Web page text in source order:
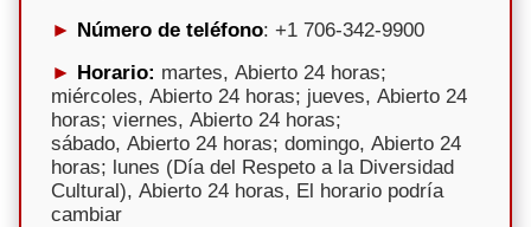
Número de teléfono: +1 706-342-9900
Horario: martes, Abierto 24 horas;
miércoles, Abierto 24 horas; jueves, Abierto 24
horas; viernes, Abierto 24 horas;
sábado, Abierto 24 horas; domingo, Abierto 24
horas; lunes (Día del Respeto a la Diversidad
Cultural), Abierto 24 horas, El horario podría
cambiar